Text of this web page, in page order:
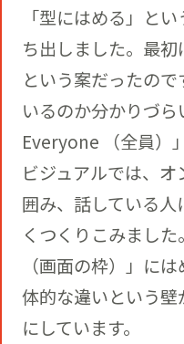
「型にはめる」と
ち出しました。最
という案だったの
いるのか分かりづ
Everyone （全員）
ビジュアルでは、
囲み、話している
くつくりこみまし
（画面の枠）」に
体的な違いという
にしています。